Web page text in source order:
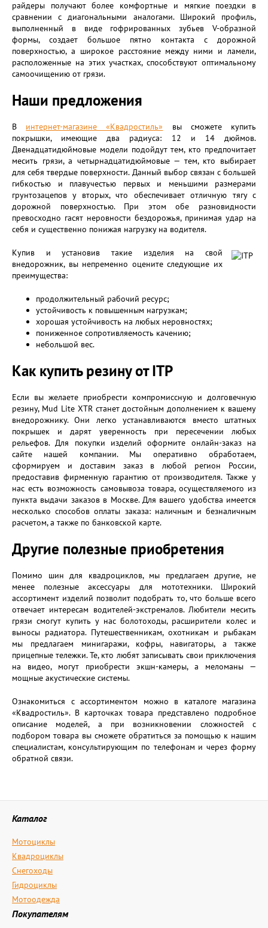
райдеры получают более комфортные и мягкие поездки в
сравнении с диагональными аналогами. Широкий профиль,
выполненный в виде гофрированных зубьев V-образной
формы, создает большое пятно контакта с дорожной
поверхностью, а широкое расстояние между ними и ламели,
расположенные на этих участках, способствуют оптимальному
самоочищению от грязи.
Наши предложения
В интернет-магазине «Квадростиль» вы сможете купить
покрышки, имеющие два радиуса: 12 и 14 дюймов.
Двенадцатидюймовые модели подойдут тем, кто предпочитает
месить грязи, а четырнадцатидюймовые — тем, кто выбирает
для себя твердые поверхности. Данный выбор связан с большей
гибкостью и плавучестью первых и меньшими размерами
грунтозацепов у вторых, что обеспечивает отличную тягу с
дорожной поверхностью. При этом обе разновидности
превосходно гасят неровности бездорожья, принимая удар на
себя и существенно понижая нагрузку на водителя.
Купив и установив такие изделия на свой
внедорожник, вы непременно оцените следующие их
преимущества:
продолжительный рабочий ресурс;
устойчивость к повышенным нагрузкам;
хорошая устойчивость на любых неровностях;
пониженное сопротивляемость качению;
небольшой вес.
Как купить резину от ITP
Если вы желаете приобрести компромиссную и долговечную
резину, Mud Lite XTR станет достойным дополнением к вашему
внедорожнику. Они легко устанавливаются вместо штатных
покрышек и дарят уверенность при пересечении любых
рельефов. Для покупки изделий оформите онлайн-заказ на
сайте нашей компании. Мы оперативно обработаем,
сформируем и доставим заказ в любой регион России,
предоставив фирменную гарантию от производителя. Также у
нас есть возможность самовывоза товара, осуществляемого из
пункта выдачи заказов в Москве. Для вашего удобства имеется
несколько способов оплаты заказа: наличным и безналичным
расчетом, а также по банковской карте.
Другие полезные приобретения
Помимо шин для квадроциклов, мы предлагаем другие, не
менее полезные аксессуары для мототехники. Широкий
ассортимент изделий позволит подобрать то, что больше всего
отвечает интересам водителей-экстремалов. Любители месить
грязи смогут купить у нас болотоходы, расширители колес и
выносы радиатора. Путешественникам, охотникам и рыбакам
мы предлагаем минигаражи, кофры, навигаторы, а также
прицепные тележки. Те, кто любят записывать свои приключения
на видео, могут приобрести экшн-камеры, а меломаны —
мощные акустические системы.
Ознакомиться с ассортиментом можно в каталоге магазина
«Квадростиль». В карточках товара представлено подробное
описание моделей, а при возникновении сложностей с
подбором товара вы сможете обратиться за помощью к нашим
специалистам, консультирующим по телефонам и через форму
обратной связи.
Каталог
Мотоциклы
Квадроциклы
Снегоходы
Гидроциклы
Мотоодежда
Покупателям